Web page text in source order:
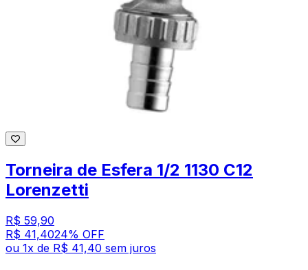
Torneira de Esfera 1/2 1130 C12
Lorenzetti
R$ 59,90
R$ 41,4024% OFF
ou 1x de R$ 41,40 sem juros